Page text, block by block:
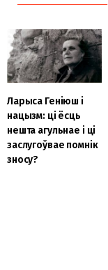
Ларыса Геніюш і
нацызм: ці ёсць
нешта агульнае і ці
заслугоўвае помнік
зносу?